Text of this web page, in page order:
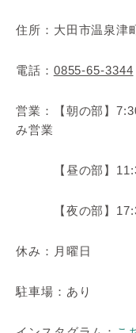
住所：大田市温泉
電話： 0855-65-3344
営業：【朝の部】
み営業
【昼の部】11:30
【夜の部】17:30
休み：月曜日
駐車場：あり